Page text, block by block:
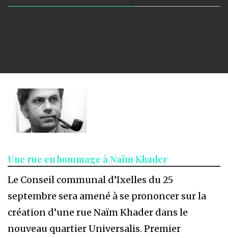
Une rue en hommage à Naïm Khader
Le Conseil communal d’Ixelles du 25
septembre sera amené à se prononcer sur la
création d’une rue Naïm Khader dans le
nouveau quartier Universalis. Premier